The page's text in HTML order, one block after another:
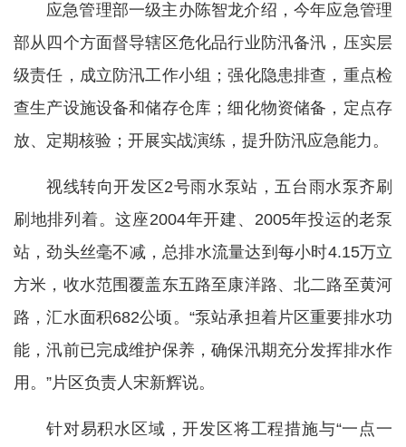
应急管理部一级主办陈智龙介绍，今年应急管理
部从四个方面督导辖区危化品行业防汛备汛，压实层
级责任，成立防汛工作小组；强化隐患排查，重点检
查生产设施设备和储存仓库；细化物资储备，定点存
放、定期核验；开展实战演练，提升防汛应急能力。
视线转向开发区2号雨水泵站，五台雨水泵齐刷
刷地排列着。这座2004年开建、2005年投运的老泵
站，劲头丝毫不减，总排水流量达到每小时4.15万立
方米，收水范围覆盖东五路至康洋路、北二路至黄河
路，汇水面积682公顷。“泵站承担着片区重要排水功
能，汛前已完成维护保养，确保汛期充分发挥排水作
用。”片区负责人宋新辉说。
针对易积水区域，开发区将工程措施与“一点一